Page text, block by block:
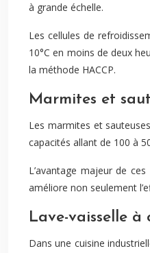
à grande échelle.
Les cellules de
10°C en moins de deux
la méthode HACCP.
Marmites et
Les marmites et
capacités allant de 100 à
L’avantage majeur de
améliore non seulement
Lave-vaisselle
Dans une cuisine